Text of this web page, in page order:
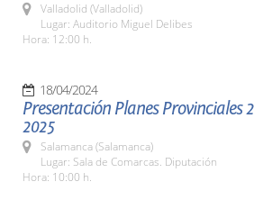
Valladolid (Valladolid)
Lugar: Auditorio Miguel Delibes
Hora: 12:00 h.
18/04/2024
Presentación Planes Provinciales
2025
Salamanca (Salamanca)
Lugar: Sala de Comarcas. Diputación
Hora: 10:00 h.